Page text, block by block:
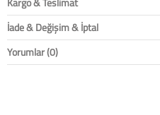
İade & Değişim & İptal
Yorumlar (0)